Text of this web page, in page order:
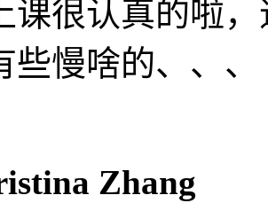
课很认真的啦
些慢啥的、、、
Zhang